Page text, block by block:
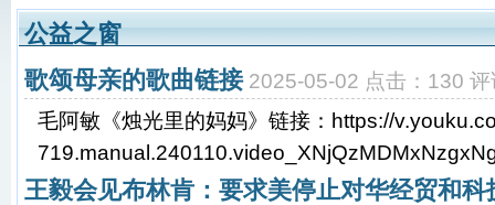
公益之窗
歌颂母亲的歌曲链接 2025-05-02 点击：130 评
毛阿敏《烛光里的妈妈》链接：https://
王毅会见布林肯：要求美停止对华经贸和